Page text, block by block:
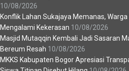
10/08/2026
Konflik Lahan Sukajaya Memanas,
Mengalami Kekerasan 10/08/2026
Masjid Mutaqqin Kembali Jadi Sasaran
Bereum Resah 10/08/2026
MKKS Kabupaten Bogor Apresiasi